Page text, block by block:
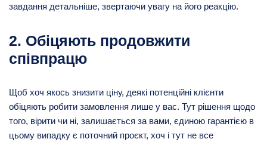
завдання детальніше, звертаючи увагу на його реакцію.
2. Обіцяють продовжити
співпрацю
Щоб хоч якось знизити ціну, деякі потенційні клієнти
обіцяють робити замовлення лише у вас. Тут рішення щодо
того, вірити чи ні, залишається за вами, єдиною гарантією в
цьому випадку є поточний проєкт, хоч і тут не все